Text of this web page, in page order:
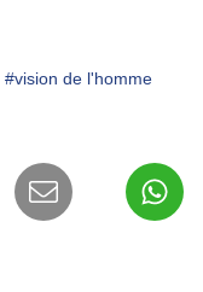
#vision de l'homme